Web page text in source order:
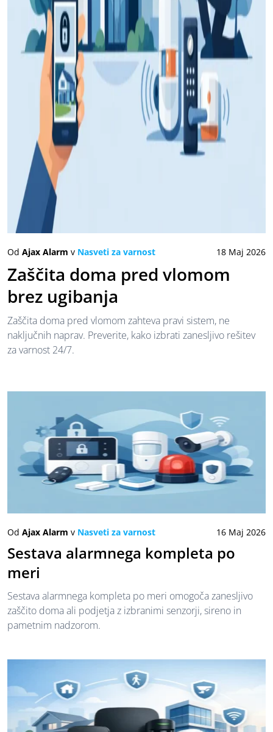
Od Ajax Alarm v Nasveti za varnost 18 Maj 2026
Zaščita doma pred vlomom
brez ugibanja
Zaščita doma pred vlomom zahteva pravi sistem, ne
naključnih naprav. Preverite, kako izbrati zanesljivo rešitev
za varnost 24/7.
Od Ajax Alarm v Nasveti za varnost 16 Maj 2026
Sestava alarmnega kompleta po
meri
Sestava alarmnega kompleta po meri omogoča zanesljivo
zaščito doma ali podjetja z izbranimi senzorji, sireno in
pametnim nadzorom.